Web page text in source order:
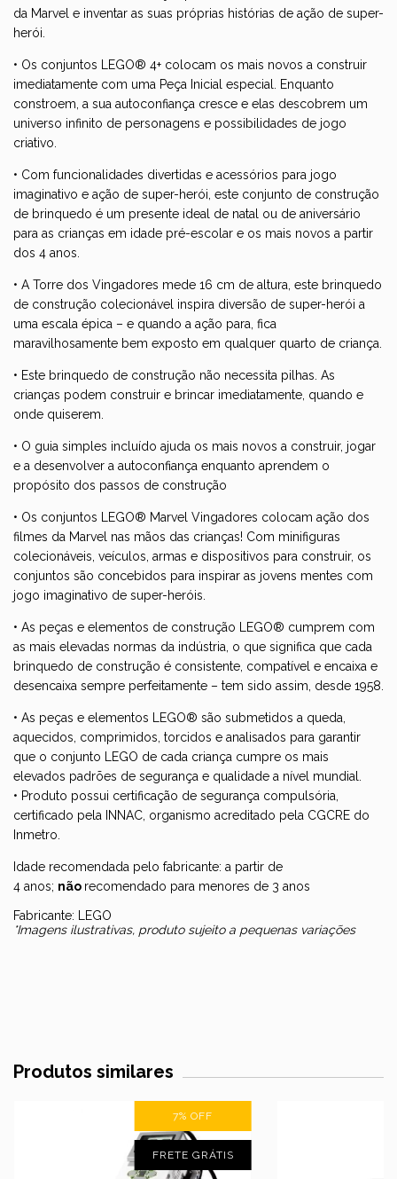
da Marvel e inventar as suas próprias histórias de ação de super-
herói.
• Os conjuntos LEGO® 4+ colocam os mais novos a construir
imediatamente com uma Peça Inicial especial. Enquanto
constroem, a sua autoconfiança cresce e elas descobrem um
universo infinito de personagens e possibilidades de jogo
criativo.
• Com funcionalidades divertidas e acessórios para jogo
imaginativo e ação de super-herói, este conjunto de construção
de brinquedo é um presente ideal de natal ou de aniversário
para as crianças em idade pré-escolar e os mais novos a partir
dos 4 anos.
• A Torre dos Vingadores mede 16 cm de altura, este brinquedo
de construção colecionável inspira diversão de super-herói a
uma escala épica – e quando a ação para, fica
maravilhosamente bem exposto em qualquer quarto de criança.
• Este brinquedo de construção não necessita pilhas. As
crianças podem construir e brincar imediatamente, quando e
onde quiserem.
• O guia simples incluído ajuda os mais novos a construir, jogar
e a desenvolver a autoconfiança enquanto aprendem o
propósito dos passos de construção
• Os conjuntos LEGO® Marvel Vingadores colocam ação dos
filmes da Marvel nas mãos das crianças! Com minifiguras
colecionáveis, veículos, armas e dispositivos para construir, os
conjuntos são concebidos para inspirar as jovens mentes com
jogo imaginativo de super-heróis.
• As peças e elementos de construção LEGO® cumprem com
as mais elevadas normas da indústria, o que significa que cada
brinquedo de construção é consistente, compatível e encaixa e
desencaixa sempre perfeitamente – tem sido assim, desde 1958.
• As peças e elementos LEGO® são submetidos a queda,
aquecidos, comprimidos, torcidos e analisados para garantir
que o conjunto LEGO de cada criança cumpre os mais
elevados padrões de segurança e qualidade a nível mundial.
• Produto possui certificação de segurança compulsória,
certificado pela INNAC, organismo acreditado pela CGCRE do
Inmetro.
Idade recomendada pelo fabricante: a partir de
4 anos; não recomendado para menores de 3 anos
Fabricante: LEGO
*Imagens ilustrativas, produto sujeito a pequenas variações
Produtos similares
7%OFF
FRETE GRÁTIS